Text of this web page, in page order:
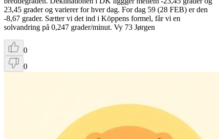
23,45 grader og varierer for hver dag. For dag 59 (28 FEB) er den
-8,67 grader. Sætter vi det ind i Köppens formel, får vi en
solvandring på 0,247 grader/minut. Vy 73 Jørgen
0
0